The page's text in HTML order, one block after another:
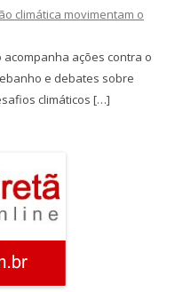
climática movimentam o
ações contra o
e debates sobre
climáticos […]